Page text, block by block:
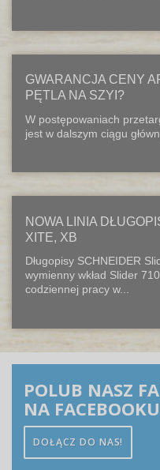
GWARANCJA CENY
PĘTLA NA SZYI?
W postępowaniach
jest w dalszym ciągu
NOWA LINIA
XITE, XB
Długopisy SCHNEIDER
wymienny wkład Slider
codziennej pracy w...
POLUB NASZ
NA FACEBOOKU
DOŁĄCZ DO NAS!